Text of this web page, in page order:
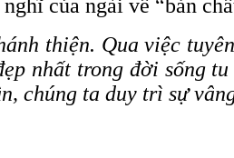
của ngài về “bản
thiện. Qua việc
nhất trong đời sống
chúng ta duy trì sự